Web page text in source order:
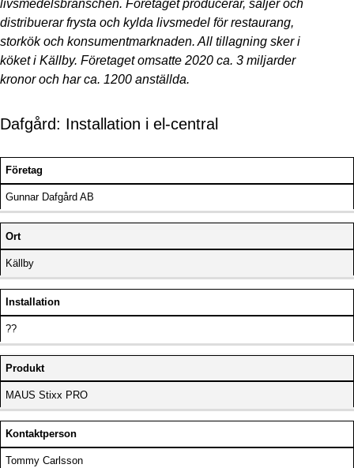
livsmedelsbranschen. Företaget producerar, säljer och
distribuerar frysta och kylda livsmedel för restaurang,
storkök och konsumentmarknaden. All tillagning sker i
köket i Källby. Företaget omsatte 2020 ca. 3 miljarder
kronor och har ca. 1200 anställda.
Dafgård: Installation i el-central
Företag
Gunnar Dafgård AB
Ort
Källby
Installation
??
Produkt
MAUS Stixx PRO
Kontaktperson
Tommy Carlsson